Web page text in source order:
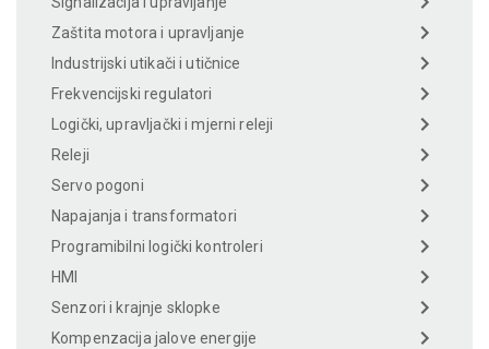
Zaštita motora i upravljanje
Industrijski utikači i utičnice
Frekvencijski regulatori
Logički, upravljački i mjerni releji
Releji
Servo pogoni
Napajanja i transformatori
Programibilni logički kontroleri
HMI
Senzori i krajnje sklopke
Kompenzacija jalove energije